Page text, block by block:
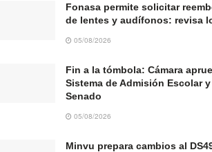
Fonasa permite solicitar
de lentes y audífonos: revisa
05/08/2026
Fin a la tómbola: Cámara
Sistema de Admisión Escolar
Senado
05/08/2026
Minvu prepara cambios al